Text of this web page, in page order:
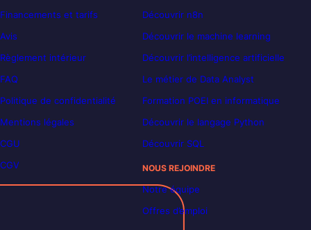
Financements et tarifs
Avis
Règlement intérieur
FAQ
Politique de confidentialité
Mentions légales
CGU
CGV
Découvrir n8n
Découvrir le machine learning
Découvrir l’intelligence artificielle
Le métier de Data Analyst
Formation POEI en informatique
Découvrir le langage Python
Découvrir SQL
NOUS REJOINDRE
Notre équipe
Offres d’emploi